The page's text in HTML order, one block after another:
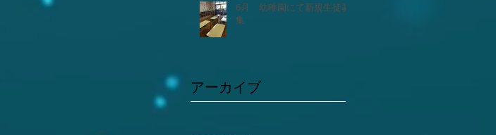
6月 幼稚園にて新規生徒募
集
アーカイブ